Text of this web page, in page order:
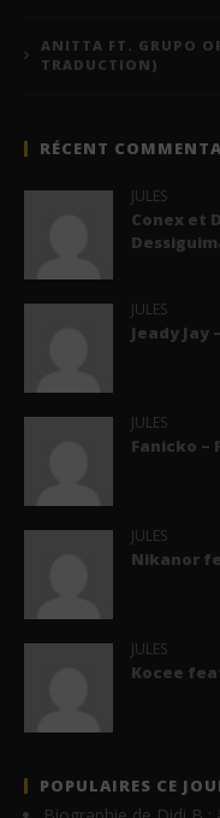
ANITTA FT. GRUPO
TRADUCTION)
RÉCENT
JULES
Conex et
JULES
Jeady Jay
JULES
Fanicko –
JULES
Nikanor
JULES
Kocee
POPULAIRES CE